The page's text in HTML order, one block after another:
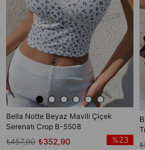
Bella Notte Beyaz Mavili Çiçek
Serenatı Crop B-5508
₺352,90
₺457,90 %23